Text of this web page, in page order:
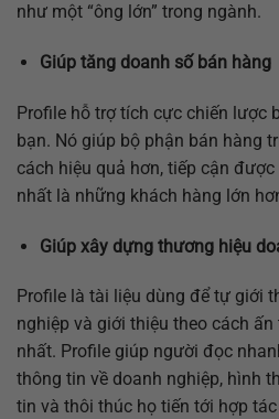
như một “ông lớn” trong ngành.
Giúp tăng doanh số bán hàng
Profile hỗ trợ tích cực chiến lược
bạn. Nó giúp bộ phận bán hàng
cách hiệu quả hơn, tiếp cận
nhất là những khách hàng lớn
Giúp xây dựng thương hiệu
Profile là tài liệu dùng để tự giới
nghiệp và giới thiệu theo cách
nhất. Profile giúp người đọc
thông tin về doanh nghiệp, hình
tin và thôi thúc họ tiến tới hợp